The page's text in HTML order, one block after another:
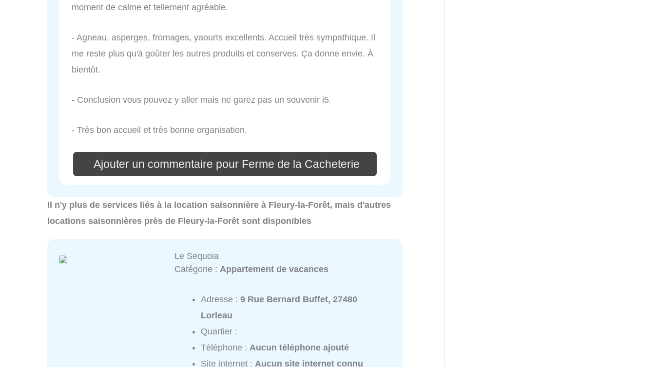
moment de calme et tellement agréable.
- Agneau, asperges, fromages, yaourts excellents. Accueil très sympathique. Il
me reste plus qu'à goûter les autres produits et conserves. Ça donne envie. À
bientôt.
- Conclusion vous pouvez y aller mais ne garez pas un souvenir i5.
- Très bon accueil et très bonne organisation.
Ajouter un commentaire pour Ferme de la Cacheterie
Il n'y plus de services liés à la location saisonnière à Fleury-la-Forêt, mais d'autres
locations saisonnières près de Fleury-la-Forêt sont disponibles
Le Sequoia
Catégorie :Appartement de vacances
Adresse :9 Rue Bernard Buffet, 27480
Lorleau
Quartier :
Téléphone : Aucun téléphone ajouté
Site internet : Aucun site internet connu